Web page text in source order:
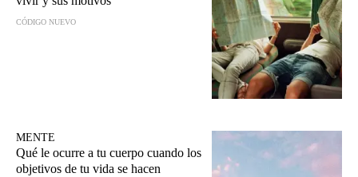
CÓDIGO NUEVO
MENTE
Qué le ocurre a tu cuerpo cuando los
objetivos de tu vida se hacen